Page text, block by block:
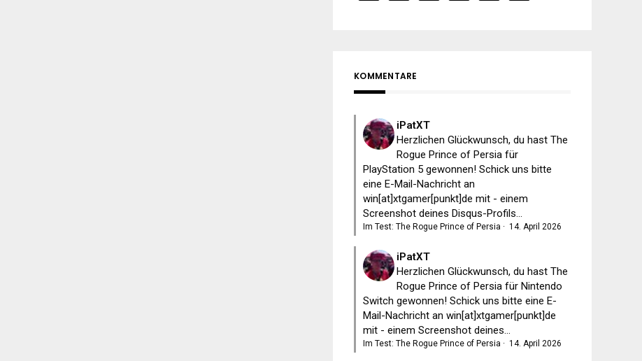
KOMMENTARE
iPatXT
Herzlichen Glückwunsch, du hast The
Rogue Prince of Persia für
PlayStation 5 gewonnen! Schick uns bitte
eine E-Mail-Nachricht an
win[at]xtgamer[punkt]de mit - einem
Screenshot deines Disqus-Profils...
Im Test: The Rogue Prince of Persia · 14. April 2026
iPatXT
Herzlichen Glückwunsch, du hast The
Rogue Prince of Persia für Nintendo
Switch gewonnen! Schick uns bitte eine E-
Mail-Nachricht an win[at]xtgamer[punkt]de
mit - einem Screenshot deines...
Im Test: The Rogue Prince of Persia · 14. April 2026